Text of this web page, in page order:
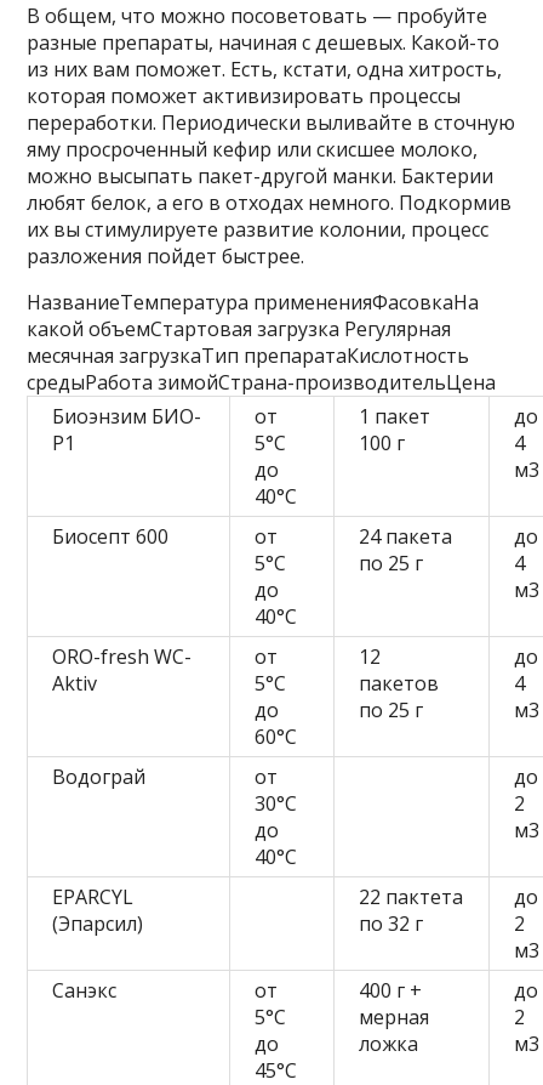
В общем, что можно посоветовать — пробуйте
разные препараты, начиная с дешевых. Какой-то
из них вам поможет. Есть, кстати, одна хитрость,
которая поможет активизировать процессы
переработки. Периодически выливайте в сточную
яму просроченный кефир или скисшее молоко,
можно высыпать пакет-другой манки. Бактерии
любят белок, а его в отходах немного. Подкормив
их вы стимулируете развитие колонии, процесс
разложения пойдет быстрее.
НазваниеТемпература примененияФасовкаНа
какой объемСтартовая загрузка Регулярная
месячная загрузкаТип препаратаКислотность
средыРабота зимойСтрана-производительЦена
Биоэнзим БИО-
Р1
от
5°C
до
40°C
1 пакет
100 г
до
4
м3
Биосепт 600
от
5°C
до
40°C
24 пакета
по 25 г
до
4
м3
ORO-fresh WC-
Aktiv
от
5°C
до
60°C
12
пакетов
по 25 г
до
4
м3
Водограй
от
30°C
до
40°C
до
2
м3
EPARCYL
(Эпарсил)
22 пактета
по 32 г
до
2
м3
Санэкс
от
5°C
до
45°C
400 г +
мерная
ложка
до
2
м3